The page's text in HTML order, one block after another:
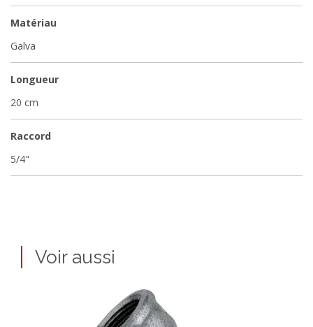
Matériau
Galva
Longueur
20 cm
Raccord
5/4"
Voir aussi